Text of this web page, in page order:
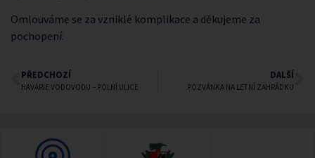
Omlouváme se za vzniklé komplikace a děkujeme za
pochopení.
PŘEDCHOZÍ
HAVÁRIE VODOVODU – POLNÍ ULICE
DALŠÍ
POZVÁNKA NA LETNÍ ZAHRÁDKU